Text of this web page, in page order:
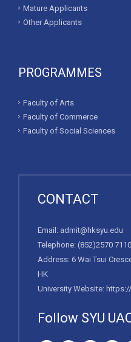
Mature Applicants
Other Applicants
PROGRAMMES
Faculty of Arts
Faculty of Commerce
Faculty of Social Sciences
CONTACT
Email: admit@hksyu.edu
Telephone: (852)2570 7110
Address: 6 Wai Tsui
HK
University Website:
Follow SYU